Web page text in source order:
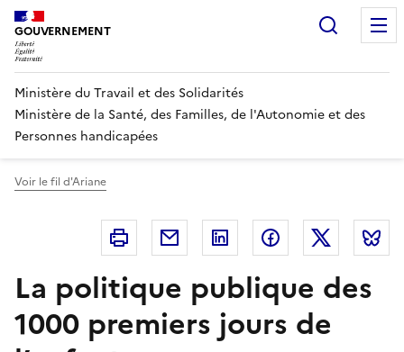
Panneau de gestion des cookies
GOUVERNEMENT
Ministère du Travail et des Solidarités
Ministère de la Santé, des Familles, de l'Autonomie et des
Personnes handicapées
Voir le fil d'Ariane
Imprimer Courriel Linkedin FacebookTwitter
La politique publique des
1000 premiers jours de